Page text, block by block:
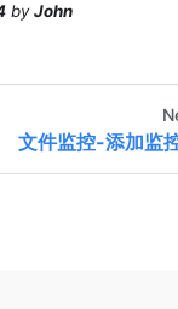
byJohn
文件监控-添加监